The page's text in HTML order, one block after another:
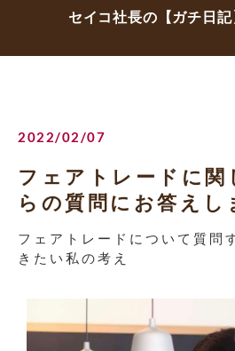
セイコ社長の【ガチ日記
2022/02/07
フェアトレードに関
らの質問にお答えし
フェアトレードについて質問
きたい私の考え